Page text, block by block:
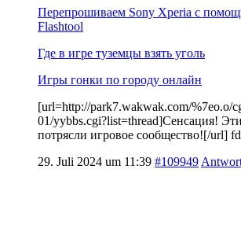
Перепрошиваем Sony Xperia с
Flashtool
Где в игре туземцы взять уголь
Игры гонки по городу онлайн
[url=http://park7.wakwak.com/%7eo.o/
01/yybbs.cgi?list=thread]Сенсация!
потрясли игровое сообщество![/url]
29. Juli 2024 um 11:39 #109949